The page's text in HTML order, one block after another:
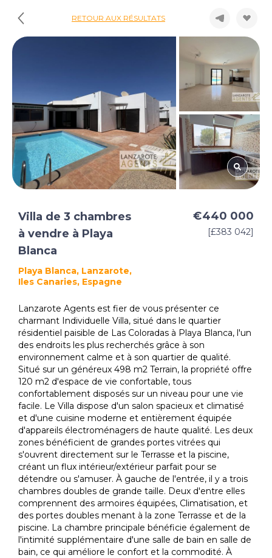
RETOUR AUX RÉSULTATS
Villa de 3 chambres
à vendre à Playa
Blanca
Playa Blanca, Lanzarote,
Iles Canaries, Espagne
€440 000
[£383 042]
Lanzarote Agents est fier de vous présenter ce
charmant Individuelle Villa, situé dans le quartier
résidentiel paisible de Las Coloradas à Playa Blanca, l'un
des endroits les plus recherchés grâce à son
environnement calme et à son quartier de qualité.
Situé sur un généreux 498 m2 Terrain, la propriété offre
120 m2 d'espace de vie confortable, tous
confortablement disposés sur un niveau pour une vie
facile. Le Villa dispose d'un salon spacieux et climatisé
et d'une cuisine moderne et entièrement équipée
d'appareils électroménagers de haute qualité. Les deux
zones bénéficient de grandes portes vitrées qui
s'ouvrent directement sur le Terrasse et la piscine,
créant un flux intérieur/extérieur parfait pour se
détendre ou s'amuser. À gauche de l'entrée, il y a trois
chambres doubles de grande taille. Deux d'entre elles
comprennent des armoires équipées, Climatisation, et
des portes doubles menant à la zone Terrasse et de la
piscine. La chambre principale bénéficie également de
l'intimité supplémentaire d'une salle de bain en salle de
bain, ce qui améliore le confort et la commodité. À